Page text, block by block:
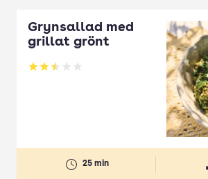
Grynsallad med
grillat grönt
Betyg: 2.5 av 5
25 min